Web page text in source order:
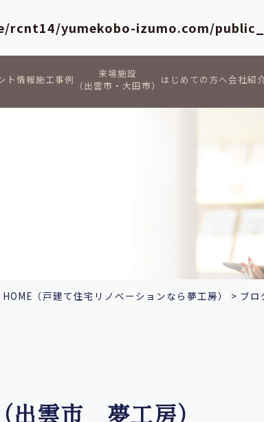
rcnt14/yumekobo-izumo.com/
ト情報施工事例
来場施設
（出雲市・大田市） はじめての方へ会社紹
HOME （戸建て住宅リノベーションなら夢工房） > ブロ
雲市 夢工房）